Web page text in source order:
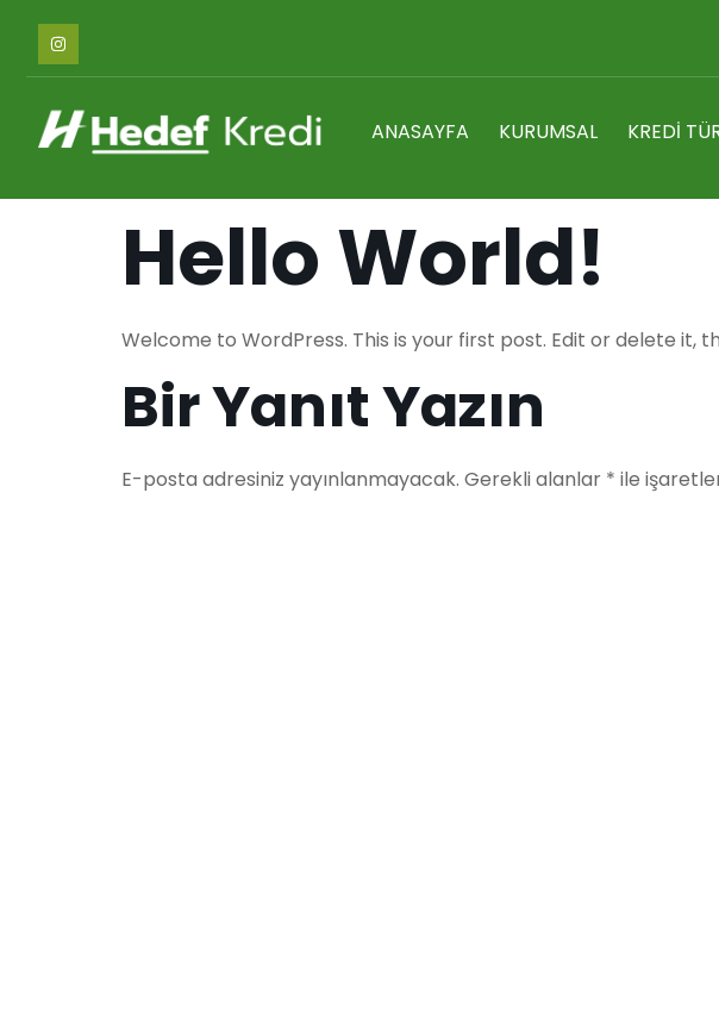
ANASAYFA KURUMSAL KREDI
Hello World!
Welcome to WordPress. This is your first post. Edit or delete it,
Bir Yanıt Yazın
E-posta adresiniz yayınlanmayacak. Gerekli alanlar * ile